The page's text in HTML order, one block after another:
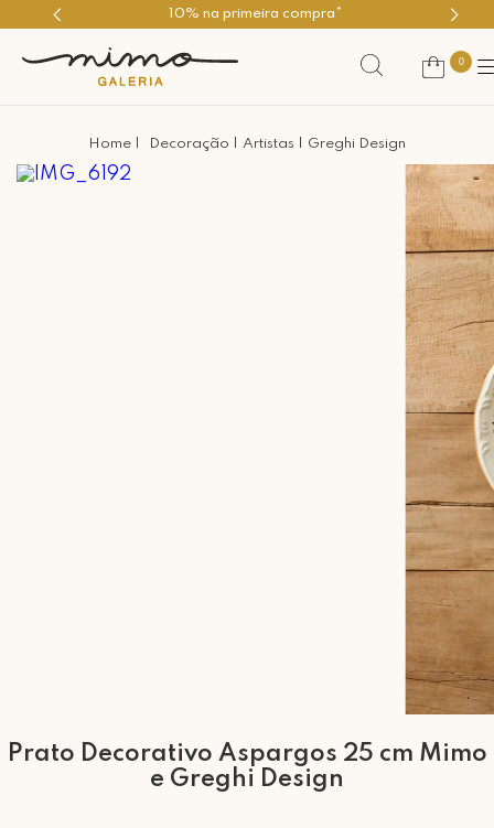
10% na primeira compra*
0
Decoração Artistas Greghi Design
Prato Decorativo Aspargos 25 cm Mimo
e Greghi Design